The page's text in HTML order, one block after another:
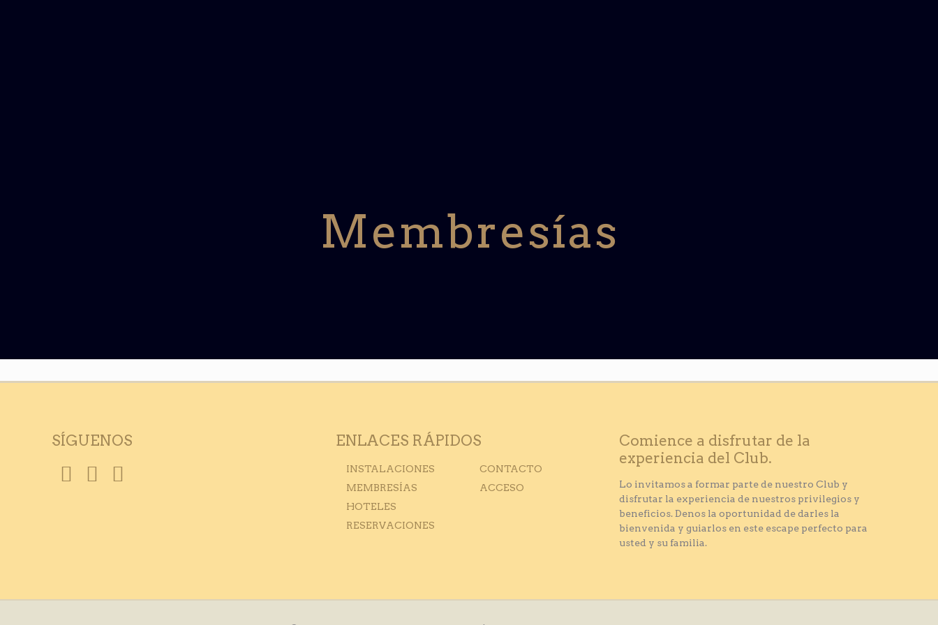
Membresías
SÍGUENOS ENLACES RÁPIDOS
INSTALACIONES
MEMBRESÍAS
HOTELES
RESERVACIONES
CONTACTO
ACCESO
Comience a disfrutar de la
experiencia del Club.
Lo invitamos a formar parte de nuestro Club y
disfrutar la experiencia de nuestros privilegios y
beneficios. Denos la oportunidad de darles la
bienvenida y guiarlos en este escape perfecto para
usted y su familia.